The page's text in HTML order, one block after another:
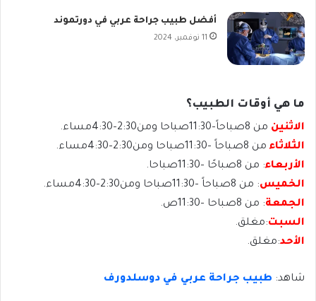
أفضل طبيب جراحة عربي في دورتموند
11 نوفمبر، 2024
ما هي أوقات الطبيب؟
الاثنين من 8صباحاً–11:30صباحا ومن2:30–4:30مساء.
الثلاثاء من 8صباحاً –11:30صباحا ومن2:30–4:30مساء.
الأربعاء: من 8صباحًا –11:30صباحا.
الخميس: من 8صباحاً –11:30صباحا ومن2:30–4:30مساء.
الجمعة: من 8صباحا –11:30ص.
السبت:مغلق.
الأحد:مغلق.
شاهد: طبيب جراحة عربي في دوسلدورف